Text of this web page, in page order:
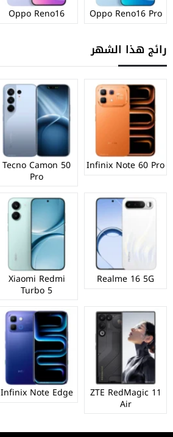
Oppo Reno16 Pro
Oppo Reno16
رائج هذا الشهر
Infinix Note 60 Pro
Tecno Camon 50
Pro
Realme 16 5G
Xiaomi Redmi
Turbo 5
ZTE RedMagic 11
Air
Infinix Note Edge